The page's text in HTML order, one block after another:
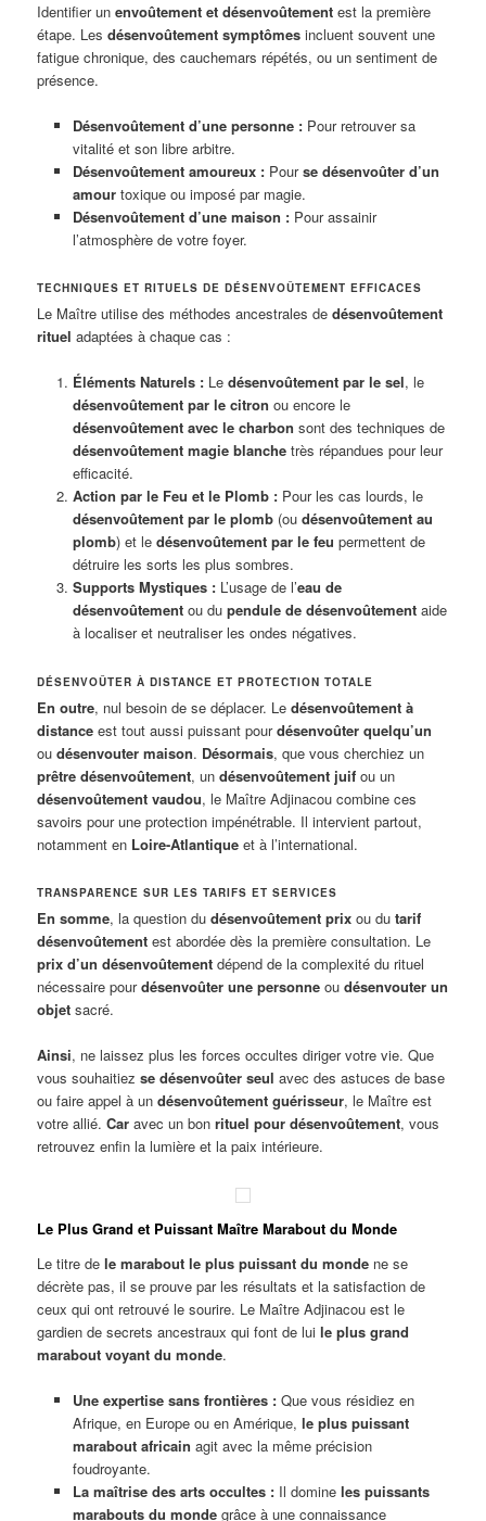
Identifier unenvoûtement et désenvoûtement est la première
étape. Lesdésenvoûtement symptômes incluent souvent une
fatigue chronique, des cauchemars répétés, ou un sentiment de
présence.
Désenvoûtement d’une personne :Pour retrouver sa
vitalité et son libre arbitre.
Désenvoûtement amoureux :Pourse désenvoûter d’un
amourtoxique ou imposé par magie.
Désenvoûtement d’une maison :Pour assainir
l’atmosphère de votre foyer.
TECHNIQUES ET RITUELS DE DÉSENVOÛTEMENT EFFICACES
Le Maître utilise des méthodes ancestrales dedésenvoûtement
rituel adaptées à chaque cas :
Éléments Naturels :Le désenvoûtement par le sel, le
désenvoûtement par le citron ou encore le
désenvoûtement avec le charbon sont des techniques de
désenvoûtement magie blanchetrès répandues pour leur
efficacité.
Action par le Feu et le Plomb :Pour les cas lourds, le
désenvoûtement par le plomb(ou désenvoûtement au
plomb) et le désenvoûtement par le feu permettent de
détruire les sorts les plus sombres.
Supports Mystiques :L’usage de l’eau de
désenvoûtementou du pendule de désenvoûtementaide
à localiser et neutraliser les ondes négatives.
DÉSENVOÛTER À DISTANCE ET PROTECTION TOTALE
En outre, nul besoin de se déplacer. Ledésenvoûtement à
distance est tout aussi puissant pourdésenvoûter quelqu’un
oudésenvouter maison. Désormais, que vous cherchiez un
prêtre désenvoûtement, undésenvoûtement juif ou un
désenvoûtement vaudou, le Maître Adjinacou combine ces
savoirs pour une protection impénétrable. Il intervient partout,
notamment en Loire-Atlantique et à l’international.
TRANSPARENCE SUR LES TARIFS ET SERVICES
En somme, la question dudésenvoûtement prix ou dutarif
désenvoûtement est abordée dès la première consultation. Le
prix d’un désenvoûtement dépend de la complexité du rituel
nécessaire pourdésenvoûter une personne oudésenvouter un
objet sacré.
Ainsi, ne laissez plus les forces occultes diriger votre vie. Que
vous souhaitiezse désenvoûter seul avec des astuces de base
ou faire appel à undésenvoûtement guérisseur, le Maître est
votre allié.Car avec un bonrituel pour désenvoûtement, vous
retrouvez enfin la lumière et la paix intérieure.
Le Plus Grand et Puissant Maître Marabout du Monde
Le titre dele marabout le plus puissant du monde ne se
décrète pas, il se prouve par les résultats et la satisfaction de
ceux qui ont retrouvé le sourire. Le Maître Adjinacou est le
gardien de secrets ancestraux qui font de luile plus grand
marabout voyant du monde.
Une expertise sans frontières :Que vous résidiez en
Afrique, en Europe ou en Amérique, le plus puissant
marabout africain agit avec la même précision
foudroyante.
La maîtrise des arts occultes :Il domine les puissants
marabouts du mondegrâce à une connaissance